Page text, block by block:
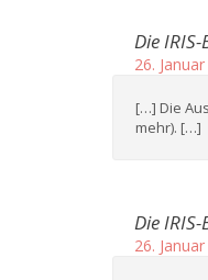
Die
26.
[…] Die
mehr). […]
Die
26.